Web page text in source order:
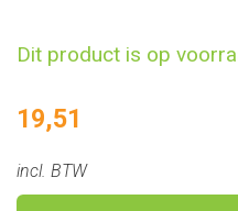
Dit product is op
19,51
incl. BTW